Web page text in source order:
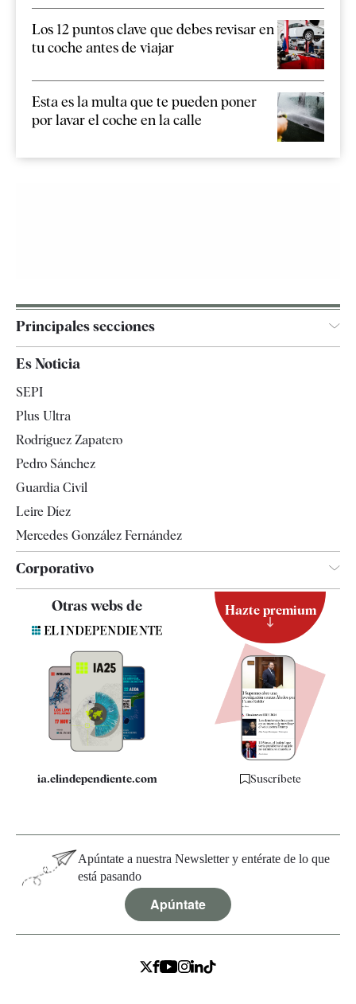
Los 12 puntos clave que debes revisar en
tu coche antes de viajar
Esta es la multa que te pueden poner
por lavar el coche en la calle
Principales secciones
Televisión
Es Noticia
SEPI
Plus Ultra
Rodríguez Zapatero
Pedro Sánchez
Guardia Civil
Leire Díez
Mercedes González Fernández
Corporativo
Quiénes somos
Especificaciones
Otras webs de
ia.elindependiente.com
Hazte premium
Suscríbete
Apúntate a nuestra Newsletter y entérate de lo que
está pasando
Apúntate